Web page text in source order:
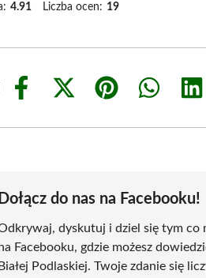
4.91 Liczba ocen: 19
Share
Share
(Twitter)
Share
Share
Dołącz do nas na Facebooku!
dyskutuj i dziel się tym co
Facebooku, gdzie możesz
Białej Podlaskiej. Twoje zdanie się